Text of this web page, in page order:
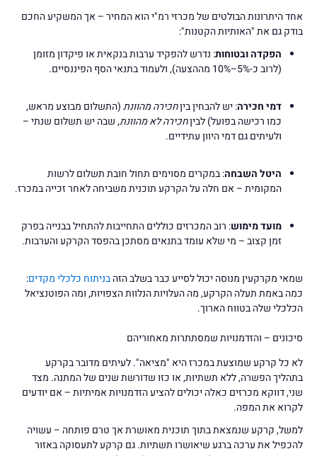
אחד היתרונות הבולטים של מכרזי רמ"י הוא המחיר – אך המשקיע החכם
בודק גם את "האותיות הקטנות":
הפקדה ובטוחות: נדרש להפקיד ערבות בנקאית או פיקדון מזומן
(לרוב כ-5%–10% מההצעה), ולעמוד בתנאי הסף הפיננסיים.
דמי חכירה: יש להבחין ביןחכירה מהוונת(התשלום מבוצע מראש,
כמו רכישה בפועל) לביןחכירה לא מהוונת, שבה יש תשלום שנתי –
ולעיתים גם דמי היוון עתידיים.
היטל השבחה: במקרים מסוימים תחול חובת תשלום לרשות
המקומית – אם חלה על הקרקע תוכנית משביחה לאחר זכייה במכרז.
מועד מימוש: רוב המכרזים כוללים התחייבות להתחיל בבנייה בפרק
זמן קצוב – מי שלא עומד בתנאים מסתכן בהפסד הקרקע והערבות.
שמאי מקרקעין מנוסה יכול לסייע כבר בשלב הזהבניתוח כלכלי מקדים:
כמה באמת תעלה הקרקע, מה העלויות הנלוות הצפויות, ומה הפוטנציאל
הכלכלי שלה בטווח הארוך.
סיכונים – והזדמנויות שמסתתרות מאחוריהם
לא כל קרקע שמוצעת במכרז היא "מציאה". לעיתים מדובר בקרקע
בתהליך הפשרה, ללא תשתיות, או כזו שדורשת שנים של המתנה. מצד
שני, דווקא מכרזים כאלה יכולים להציע הזדמנויות אמיתיות – אם יודעים
לקרוא את המפה.
למשל, קרקע שנמצאת בתוך תוכנית מאושרת אך טרם פותחה – עשויה
להכפיל את ערכה ברגע שיאושרו תשתיות. גם קרקע לתעסוקה באזור